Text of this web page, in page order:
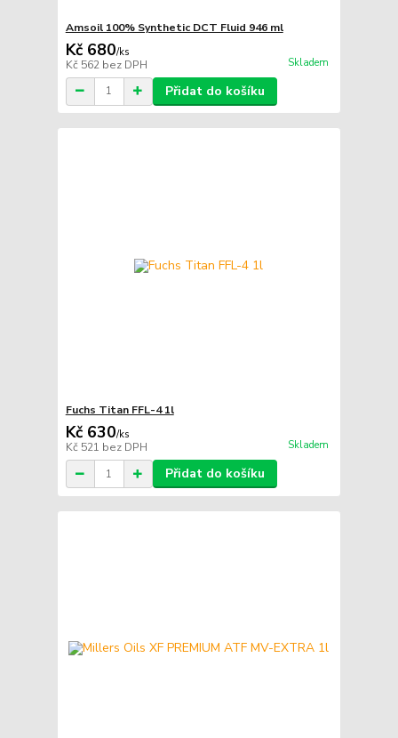
Amsoil 100% Synthetic DCT Fluid 946 ml
Kč 680/ks
Kč 562 bez DPH Skladem
Přidat do košíku
Fuchs Titan FFL-4 1l
Kč 630/ks
Kč 521 bez DPH Skladem
Přidat do košíku